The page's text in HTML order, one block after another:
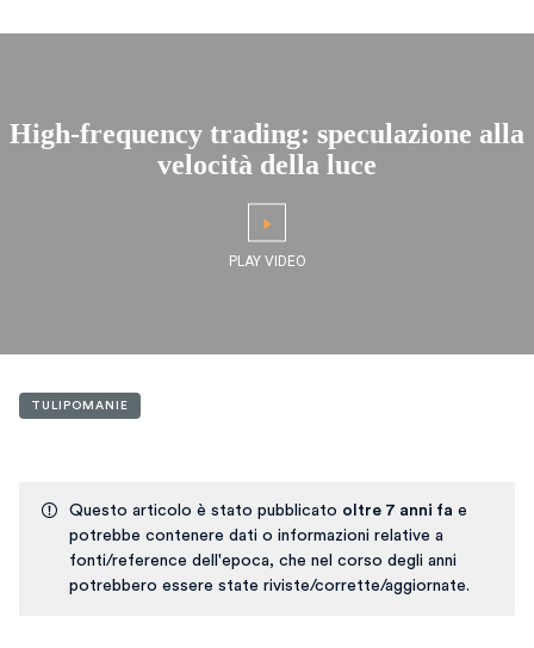
High-frequency trading: speculazione alla
velocità della luce
TULIPOMANIE
Questo articolo è stato pubblicato oltre 7 anni fa e
potrebbe contenere dati o informazioni relative a
fonti/reference dell'epoca, che nel corso degli anni
potrebbero essere state riviste/corrette/aggiornate.